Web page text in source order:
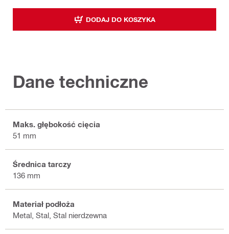
DODAJ DO KOSZYKA
Dane techniczne
Maks. głębokość cięcia
51 mm
Średnica tarczy
136 mm
Materiał podłoża
Metal, Stal, Stal nierdzewna